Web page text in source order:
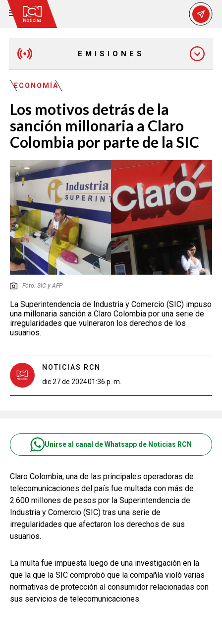
EMISIONES
EMISIÓN 7:00 PM
ECONOMÍA
Los motivos detrás de la
sanción millonaria a Claro
Colombia por parte de la SIC
Foto: SIC y AFP
La Superintendencia de Industria y Comercio (SIC) impuso
una millonaria sanción a Claro Colombia por una serie de
irregularidades que vulneraron los derechos de los
usuarios.
NOTICIAS RCN
dic 27 de 202401:36 p. m.
Unirse al canal de Whatsapp de Noticias RCN
Claro Colombia, una de las principales operadoras de
telecomunicaciones del país fue multada con más de
2.600 millones de pesos por la Superintendencia de
Industria y Comercio (SIC) tras una serie de
irregularidades que afectaron los derechos de sus
usuarios.
La multa fue impuesta luego de una investigación en la
que la que la SIC comprobó que la compañía violó varias
normativas de protección al consumidor relacionadas con
sus servicios de telecomunicaciones.